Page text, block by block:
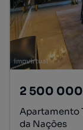
2 500
Apartamento
da Nações